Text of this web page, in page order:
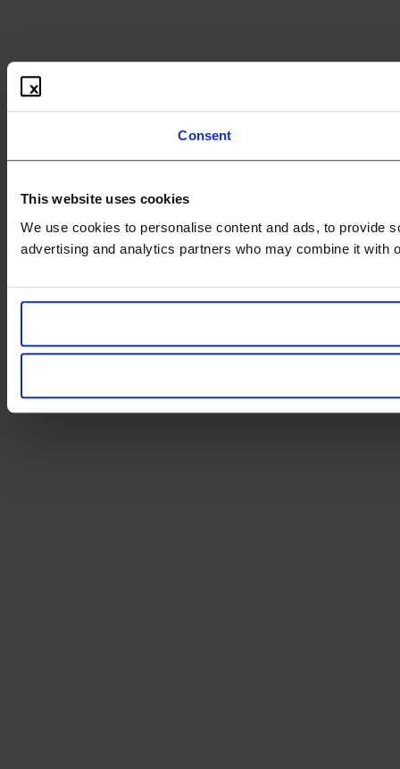
Consent
This website uses cookies
We use cookies to personalise content and ads, to provide
advertising and analytics partners who may combine it with